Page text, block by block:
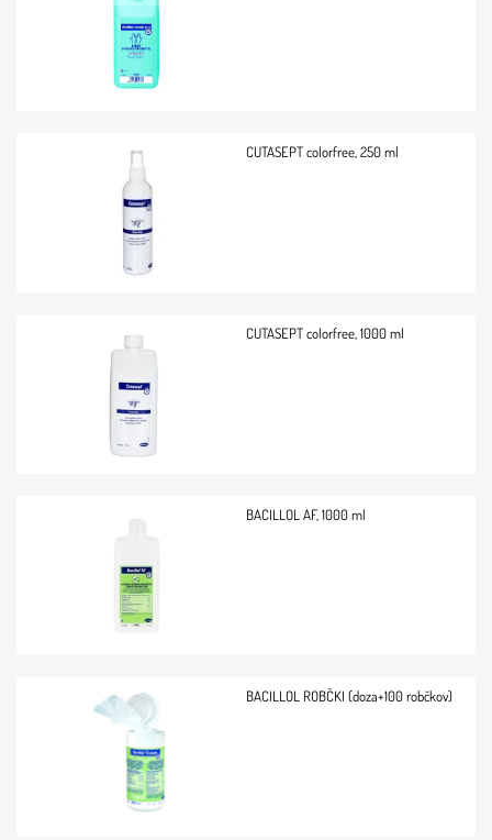
CUTASEPT colorfree, 250 ml
CUTASEPT colorfree, 1000 ml
BACILLOL AF, 1000 ml
BACILLOL ROBČKI (doza+100 robčkov)